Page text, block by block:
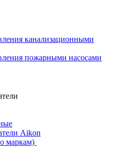
канализационными
пожарными насосами
Aikon
маркам)